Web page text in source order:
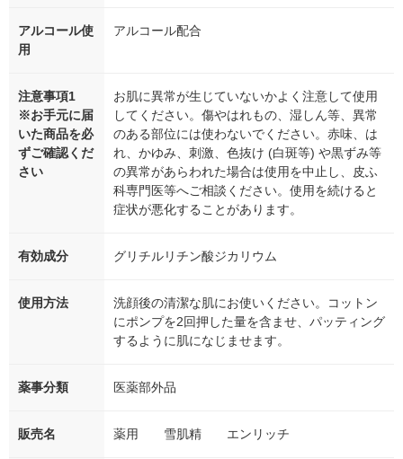
アルコール使
用
アルコール配合
注意事項1
※お手元に届
いた商品を必
ずご確認くだ
さい
お肌に異常が生じていないかよく注意して使用
してください。傷やはれもの、湿しん等、異常
のある部位には使わないでください。赤味、は
れ、かゆみ、刺激、色抜け (白斑等) や黒ずみ等
の異常があらわれた場合は使用を中止し、皮ふ
科専門医等へご相談ください。使用を続けると
症状が悪化することがあります。
有効成分 グリチルリチン酸ジカリウム
使用方法
洗顔後の清潔な肌にお使いください。コットン
にポンプを2回押した量を含ませ、パッティング
するように肌になじませます。
薬事分類 医薬部外品
販売名 薬用 雪肌精 エンリッチ